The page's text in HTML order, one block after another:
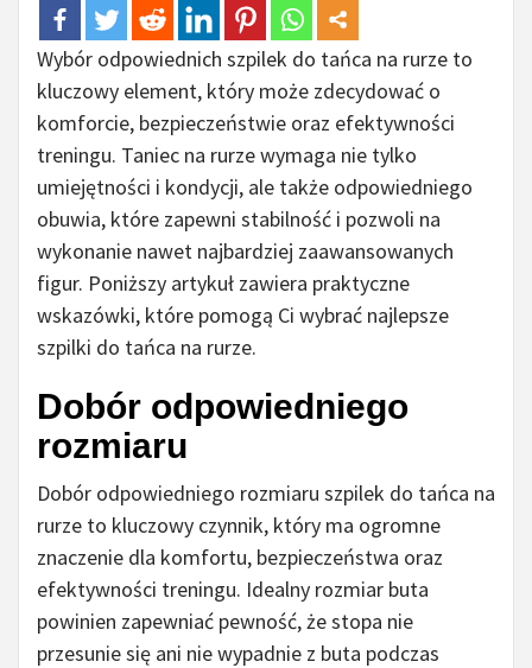
Wybór odpowiednich szpilek do tańca na rurze to
kluczowy element, który może zdecydować o
komforcie, bezpieczeństwie oraz efektywności
treningu. Taniec na rurze wymaga nie tylko
umiejętności i kondycji, ale także odpowiedniego
obuwia, które zapewni stabilność i pozwoli na
wykonanie nawet najbardziej zaawansowanych
figur. Poniższy artykuł zawiera praktyczne
wskazówki, które pomogą Ci wybrać najlepsze
szpilki do tańca na rurze.
Dobór odpowiedniego
rozmiaru
Dobór odpowiedniego rozmiaru szpilek do tańca na
rurze to kluczowy czynnik, który ma ogromne
znaczenie dla komfortu, bezpieczeństwa oraz
efektywności treningu. Idealny rozmiar buta
powinien zapewniać pewność, że stopa nie
przesunie się ani nie wypadnie z buta podczas